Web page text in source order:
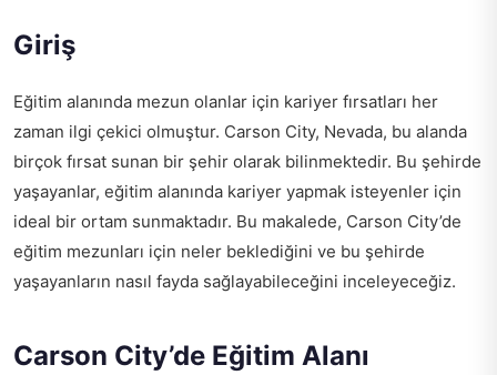
Giriş
Eğitim alanında mezun olanlar için kariyer fırsatları her
zaman ilgi çekici olmuştur. Carson City, Nevada, bu alanda
birçok fırsat sunan bir şehir olarak bilinmektedir. Bu şehirde
yaşayanlar, eğitim alanında kariyer yapmak isteyenler için
ideal bir ortam sunmaktadır. Bu makalede, Carson City’de
eğitim mezunları için neler beklediğini ve bu şehirde
yaşayanların nasıl fayda sağlayabileceğini inceleyeceğiz.
Carson City’de Eğitim Alanı